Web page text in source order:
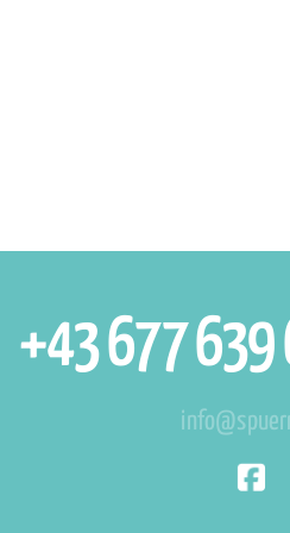
+43 677 639